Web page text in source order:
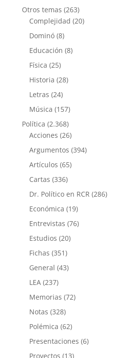
Otros temas (263)
Complejidad (20)
Dominó(8)
Educación (8)
Física (25)
Historia (28)
Letras (24)
Música (157)
Política (2.368)
Acciones (26)
Argumentos (394)
Artículos (65)
Cartas (336)
Dr. Político en RCR (286)
Económica (19)
Entrevistas (76)
Estudios (20)
Fichas (351)
General (43)
LEA(237)
Memorias (72)
Notas (328)
Polémica (62)
Presentaciones (6)
Proyectos (13)